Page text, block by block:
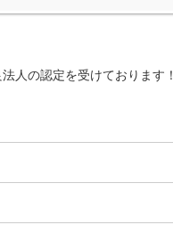
人の認定を受けております！